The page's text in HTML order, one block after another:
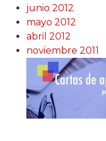
junio 2012
mayo 2012
abril 2012
noviembre 2011